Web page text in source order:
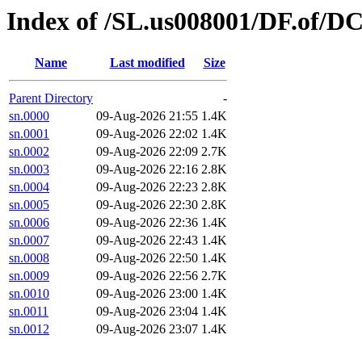
Index of /SL.us008001/DF.of/
Name Last modified Size
Parent Directory
-
sn.0000
09-Aug-2026 21:55 1.4K
sn.0001
09-Aug-2026 22:02 1.4K
sn.0002
09-Aug-2026 22:09 2.7K
sn.0003
09-Aug-2026 22:16 2.8K
sn.0004
09-Aug-2026 22:23 2.8K
sn.0005
09-Aug-2026 22:30 2.8K
sn.0006
09-Aug-2026 22:36 1.4K
sn.0007
09-Aug-2026 22:43 1.4K
sn.0008
09-Aug-2026 22:50 1.4K
sn.0009
09-Aug-2026 22:56 2.7K
sn.0010
09-Aug-2026 23:00 1.4K
sn.0011
09-Aug-2026 23:04 1.4K
sn.0012
09-Aug-2026 23:07 1.4K